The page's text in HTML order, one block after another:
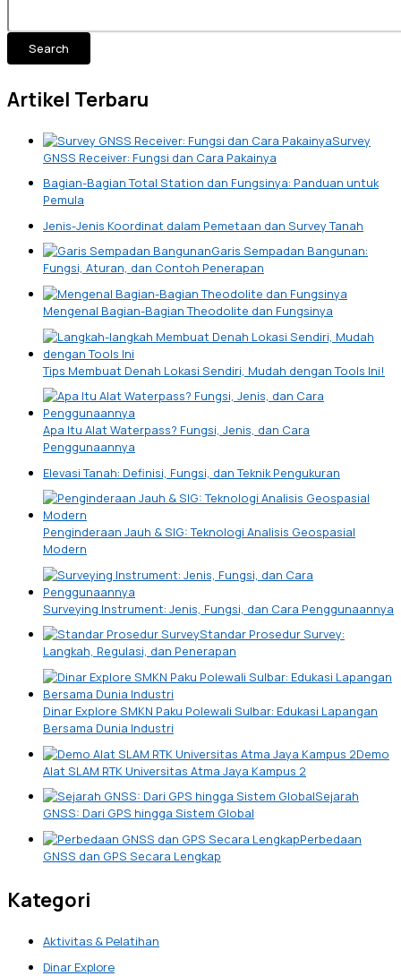
Search
Artikel Terbaru
Survey
GNSS Receiver: Fungsi dan Cara Pakainya
Bagian-Bagian Total Station dan Fungsinya: Panduan untuk
Pemula
Jenis-Jenis Koordinat dalam Pemetaan dan Survey Tanah
Garis Sempadan Bangunan:
Fungsi, Aturan, dan Contoh Penerapan
Mengenal Bagian-Bagian Theodolite dan Fungsinya
Tips Membuat Denah Lokasi Sendiri, Mudah dengan Tools Ini!
Apa Itu Alat Waterpass? Fungsi, Jenis, dan Cara
Penggunaannya
Elevasi Tanah: Definisi, Fungsi, dan Teknik Pengukuran
Penginderaan Jauh & SIG: Teknologi Analisis Geospasial
Modern
Surveying Instrument: Jenis, Fungsi, dan Cara Penggunaannya
Standar Prosedur Survey:
Langkah, Regulasi, dan Penerapan
Dinar Explore SMKN Paku Polewali Sulbar: Edukasi Lapangan
Bersama Dunia Industri
Demo
Alat SLAM RTK Universitas Atma Jaya Kampus 2
Sejarah
GNSS: Dari GPS hingga Sistem Global
Perbedaan
GNSS dan GPS Secara Lengkap
Kategori
Aktivitas & Pelatihan
Dinar Explore